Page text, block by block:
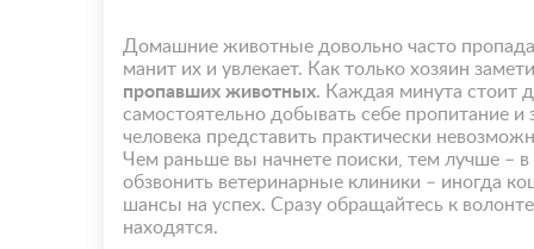
Домашние животные довольно часто
манит их и увлекает. Как только хозяин
пропавших животных. Каждая минута стоит
самостоятельно добывать себе пропитание
человека представить практически
Чем раньше вы начнете поиски, тем лучше –
обзвонить ветеринарные клиники – иногда
шансы на успех. Сразу обращайтесь к
находятся.